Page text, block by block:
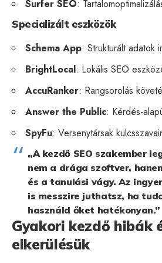
Surfer SEO:
Specializált eszközök
Schema App: Strukturált adatok
BrightLocal: Lokális SEO
AccuRanker: Rangsorolás
Answer the Public: Kérdés-
SpyFu: Versenytársak
„A kezdő SEO szakember
nem a drága szoftver,
és a tanulási vágy. Az
is messzire juthatsz, ha
használd őket hatékonyan.”
Gyakori kezdő hibák
elkerülésük